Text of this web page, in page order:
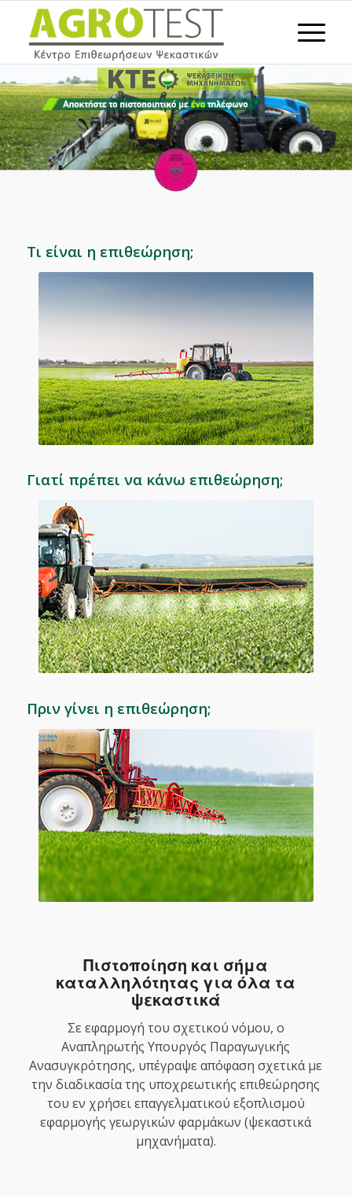
Τι είναι η επιθεώρηση;
Γιατί πρέπει να κάνω επιθεώρηση;
Πριν γίνει η επιθεώρηση;
Πιστοποίηση και σήμα
καταλληλότητας για όλα τα
ψεκαστικά
Σε εφαρμογή του σχετικού νόμου, ο
Αναπληρωτής Υπουργός Παραγωγικής
Ανασυγκρότησης, υπέγραψε απόφαση σχετικά με
την διαδικασία της υποχρεωτικής επιθεώρησης
του εν χρήσει επαγγελματικού εξοπλισμού
εφαρμογής γεωργικών φαρμάκων (ψεκαστικά
μηχανήματα).